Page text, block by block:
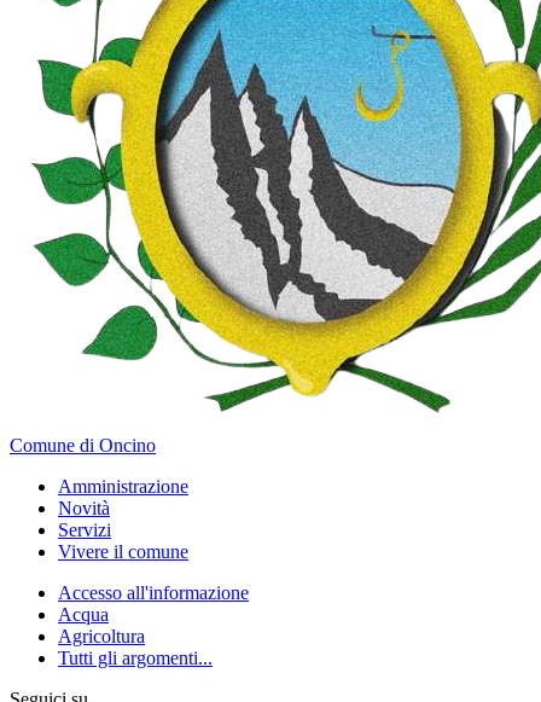
Comune di Oncino
Amministrazione
Novità
Servizi
Vivere il comune
Accesso all'informazione
Acqua
Agricoltura
Tutti gli argomenti...